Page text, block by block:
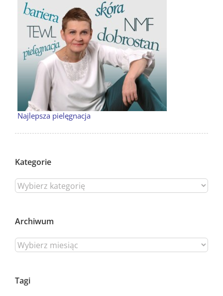
Najlepsza pielęgnacja
Kategorie
Archiwum
Tagi